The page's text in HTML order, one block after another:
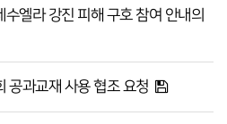
엘라 강진 피해 구호 참여 안내의
과교재 사용 협조 요청